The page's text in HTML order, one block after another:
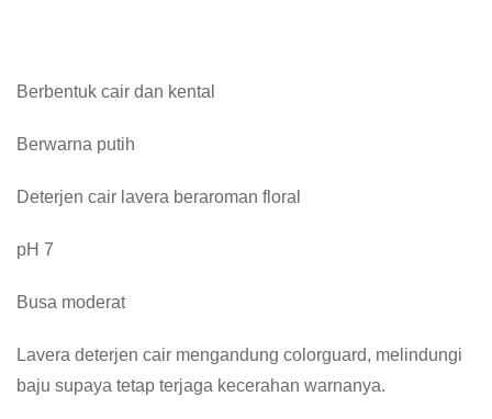
Berbentuk cair dan kental
Berwarna putih
Deterjen cair lavera beraroman floral
pH 7
Busa moderat
Lavera deterjen cair mengandung colorguard, melindungi
baju supaya tetap terjaga kecerahan warnanya.